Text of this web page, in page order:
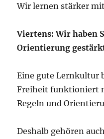
Wir lernen stärker
Viertens: Wir haben
Orientierung
Eine gute Lernkultur
Freiheit funktioniert
Regeln und
Deshalb gehören